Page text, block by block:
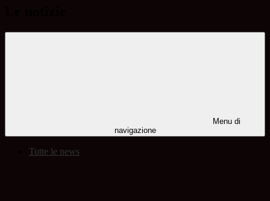
Menu di
navigazione
Tutte le news